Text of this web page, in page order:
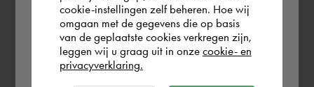
Rest of the world
cookie-instellingen zelf beheren. Hoe wij
omgaan met de gegevens die op basis
van de geplaatste cookies verkregen zijn,
leggen wij u graag uit in onze cookie- en
privacyverklaring.